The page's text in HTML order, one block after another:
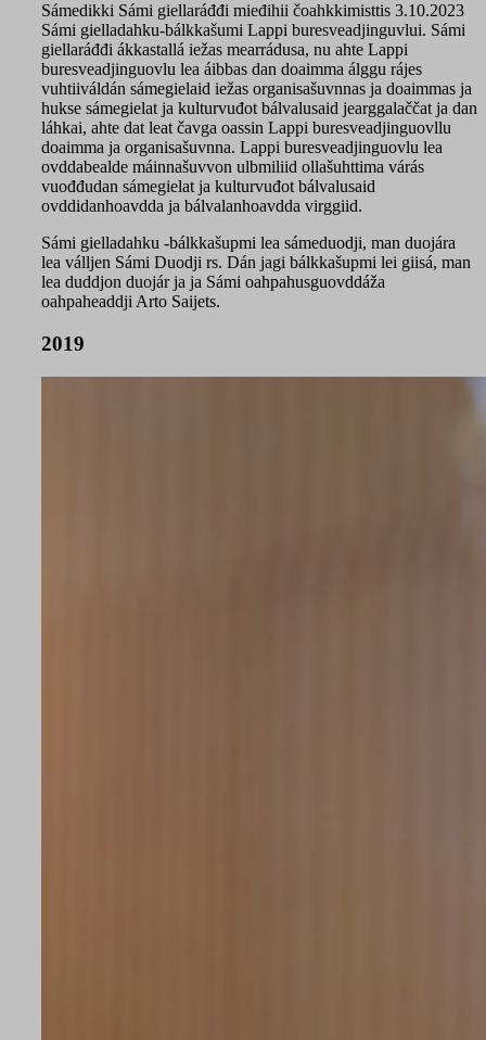
Sámedikki Sámi giellaráđđi mieđihii čoahkkimisttis 3.10.2023
Sámi gielladahku-bálkkašumi Lappi buresveadjinguvlui. Sámi
giellaráđđi ákkastallá iežas mearrádusa, nu ahte Lappi
buresveadjinguovlu lea áibbas dan doaimma álggu rájes
vuhtiiváldán sámegielaid iežas organisašuvnnas ja doaimmas ja
hukse sámegielat ja kulturvuđot bálvalusaid jearggalaččat ja dan
láhkai, ahte dat leat čavga oassin Lappi buresveadjinguovllu
doaimma ja organisašuvnna. Lappi buresveadjinguovlu lea
ovddabealde máinnašuvvon ulbmiliid ollašuhttima várás
vuođđudan sámegielat ja kulturvuđot bálvalusaid
ovddidanhoavdda ja bálvalanhoavdda virggiid.
Sámi gielladahku -bálkkašupmi lea sámeduodji, man duojára
lea válljen Sámi Duodji rs. Dán jagi bálkkašupmi lei giisá, man
lea duddjon duojár ja ja Sámi oahpahusguovddáža
oahpaheaddji Arto Saijets.
2019